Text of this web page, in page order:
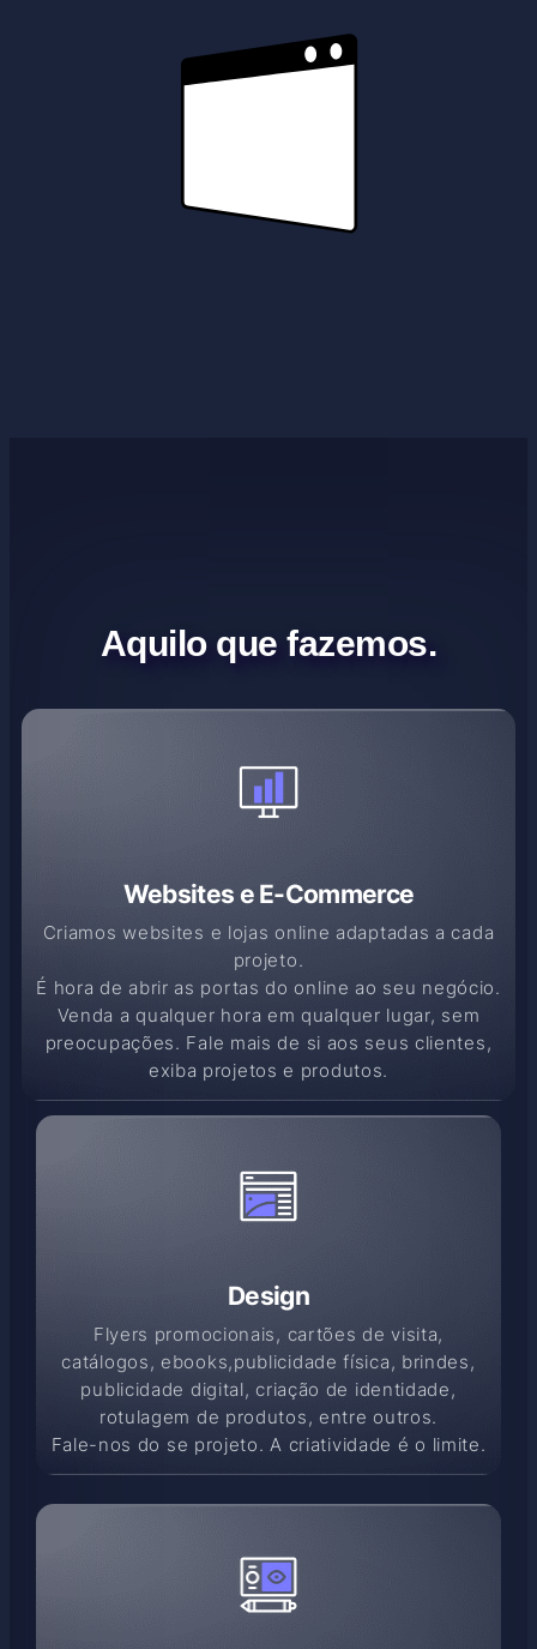
Aquilo que fazemos.
Websites e E-Commerce
Criamos websites e lojas online adaptadas a cada
projeto.
É hora de abrir as portas do online ao seu negócio.
Venda a qualquer hora em qualquer lugar, sem
preocupações. Fale mais de si aos seus clientes,
exiba projetos e produtos.
Design
Flyers promocionais, cartões de visita,
catálogos, ebooks,publicidade física, brindes,
publicidade digital, criação de identidade,
rotulagem de produtos, entre outros.
Fale-nos do se projeto. A criatividade é o limite.